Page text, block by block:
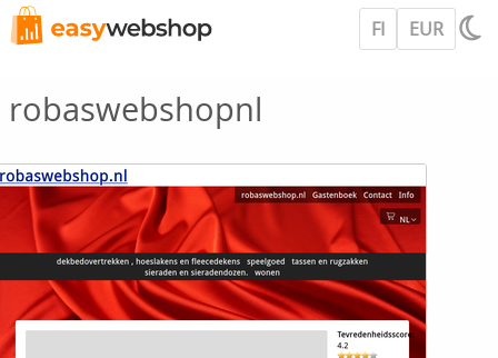
FI EUR
robaswebshopnl